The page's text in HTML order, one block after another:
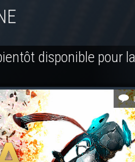
disponible pour